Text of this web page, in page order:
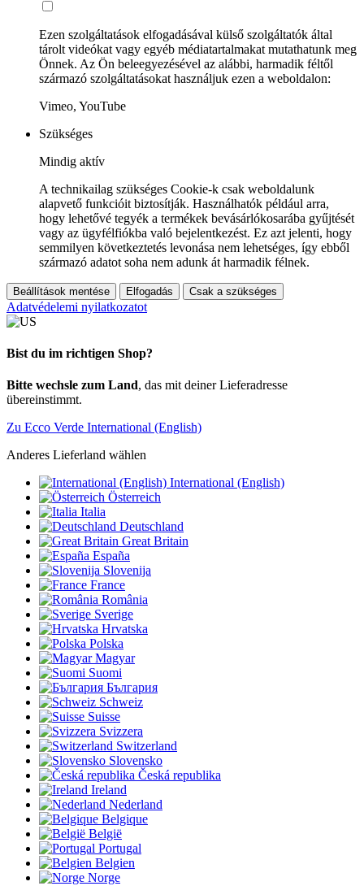
Ezen szolgáltatások elfogadásával külső szolgáltatók által
tárolt videókat vagy egyéb médiatartalmakat mutathatunk meg
Önnek. Az Ön beleegyezésével az alábbi, harmadik féltől
származó szolgáltatásokat használjuk ezen a weboldalon:
Vimeo, YouTube
Szükséges
Mindig aktív
A technikailag szükséges Cookie-k csak weboldalunk
alapvető funkcióit biztosítják. Használhatók például arra,
hogy lehetővé tegyék a termékek bevásárlókosarába gyűjtését
vagy az ügyfélfiókba való bejelentkezést. Ez azt jelenti, hogy
semmilyen következtetés levonása nem lehetséges, így ebből
származó adatot soha nem adunk át harmadik félnek.
Beállítások mentése Elfogadás Csak a szükséges
Adatvédelemi nyilatkozatot
Bist du im richtigen Shop?
Bitte wechsle zum Land, das mit deiner Lieferadresse
übereinstimmt.
Zu Ecco Verde International (English)
Anderes Lieferland wählen
International (English)
Österreich
Italia
Deutschland
Great Britain
España
Slovenija
France
România
Sverige
Hrvatska
Polska
Magyar
Suomi
България
Schweiz
Suisse
Svizzera
Switzerland
Slovensko
Česká republika
Ireland
Nederland
Belgique
België
Portugal
Belgien
Norge